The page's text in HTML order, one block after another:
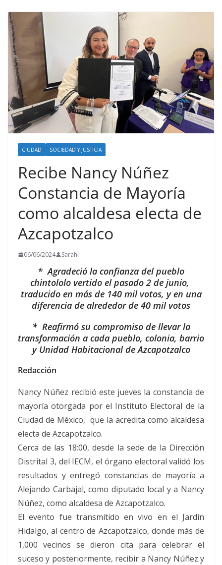
CIUDAD SOCIEDAD Y JUSTICIA
Recibe Nancy Núñez
Constancia de Mayoría
como alcaldesa electa de
Azcapotzalco
06/06/2024 Sarahi
* Agradeció la confianza del pueblo
chintololo vertido el pasado 2 de junio,
traducido en más de 140 mil votos, y en una
diferencia de alrededor de 40 mil votos
* Reafirmó su compromiso de llevar la
transformación a cada pueblo, colonia, barrio
y Unidad Habitacional de Azcapotzalco
Redacción
Nancy Núñez recibió este jueves la constancia de
mayoría otorgada por el Instituto Electoral de la
Ciudad de México, que la acredita como alcaldesa
electa de Azcapotzalco.
Cerca de las 18:00, desde la sede de la Dirección
Distrital 3, del IECM, el órgano electoral validó los
resultados y entregó constancias de mayoría a
Alejando Carbajal, como diputado local y a Nancy
Núñez, como alcaldesa de Azcapotzalco.
El evento fue transmitido en vivo en el Jardín
Hidalgo, al centro de Azcapotzalco, donde más de
1,000 vecinos se dieron cita para celebrar el
suceso y posteriormente, recibir a Nancy Núñez y